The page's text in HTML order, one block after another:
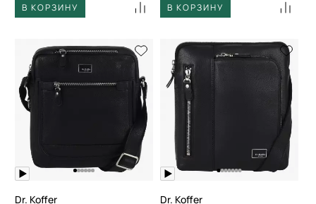
В КОРЗИНУ В КОРЗИНУ
Dr. Koffer Dr. Koffer